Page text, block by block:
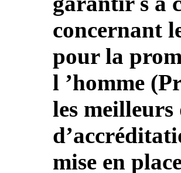
concernant
pour la
l ’homme
les meilleurs
mise en